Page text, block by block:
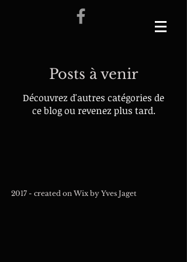
Posts à venir
Découvrez d'autres catégories de
ce blog ou revenez plus tard.
2017 - created on Wix by Yves Jaget